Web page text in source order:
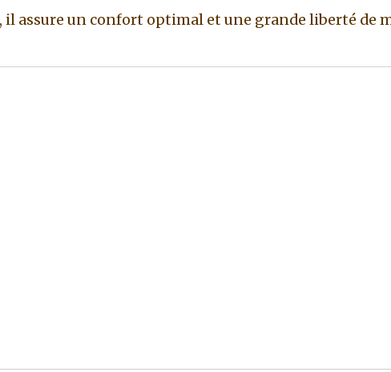
il assure un confort optimal et une grande liberté de